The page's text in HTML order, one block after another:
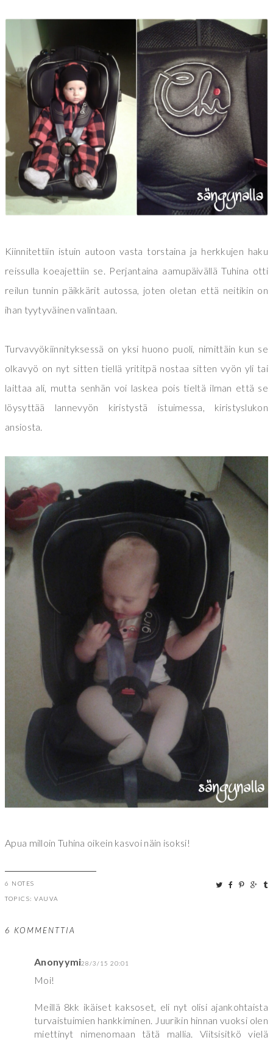
Kiinnitettiin istuin autoon vasta torstaina ja herkkujen haku
reissulla koeajettiin se. Perjantaina aamupäivällä Tuhina otti
reilun tunnin päikkärit autossa, joten oletan että neitikin on
ihan tyytyväinen valintaan.
Turvavyökiinnityksessä on yksi huono puoli, nimittäin kun se
olkavyö on nyt sitten tiellä yrititpä nostaa sitten vyön yli tai
laittaa ali, mutta senhän voi laskea pois tieltä ilman että se
löysyttää lannevyön kiristystä istuimessa, kiristyslukon
ansiosta.
Apua milloin Tuhina oikein kasvoi näin isoksi!
6 NOTES
TOPICS: VAUVA
6 KOMMENTTIA
Anonyymi28/3/15 20:01
Moi!
Meillä 8kk ikäiset kaksoset, eli nyt olisi ajankohtaista
turvaistuimien hankkiminen. Juurikin hinnan vuoksi olen
miettinyt nimenomaan tätä mallia. Viitsisitkö vielä